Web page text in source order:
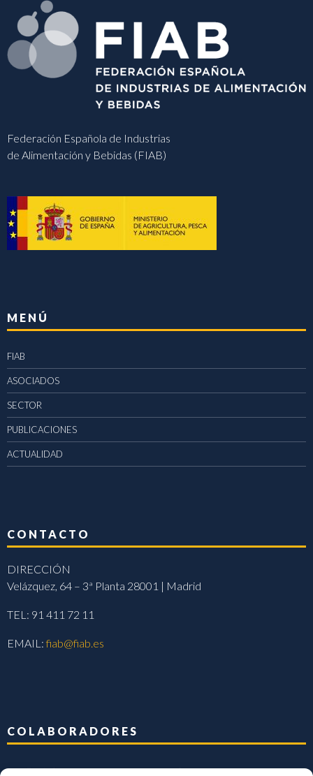
Federación Española de Industrias
de Alimentación y Bebidas (FIAB)
MENÚ
FIAB
ASOCIADOS
SECTOR
PUBLICACIONES
ACTUALIDAD
CONTACTO
DIRECCIÓN
Velázquez, 64 – 3ª Planta 28001 | Madrid
TEL: 91 411 72 11
EMAIL:fiab@fiab.es
COLABORADORES